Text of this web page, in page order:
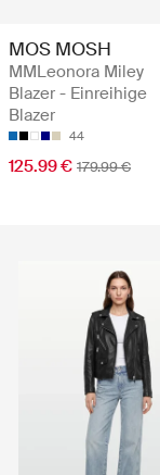
MOS MOSH
MMLeonora Miley
Blazer - Einreihige
Blazer
44
125.99 € 179.99 €